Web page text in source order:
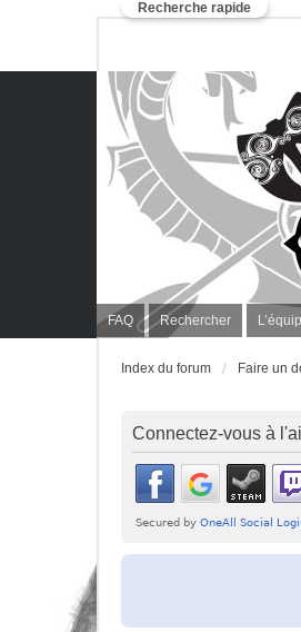
FAQ Rechercher
Recherche rapide
Index du forum Faire un
Connectez-vous à